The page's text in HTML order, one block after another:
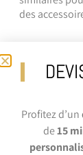
des
Outre la
les fenêtres
blanches
d’être dans
Profitez d’un
de15